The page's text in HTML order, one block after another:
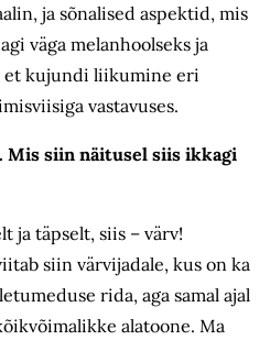
ja sõnalised aspektid, mis
väga melanhoolseks ja
et kujundi liikumine eri
vastavuses.
Mis siin näitusel siis ikkagi
ja täpselt, siis – värv!
siin värvijadale, kus on ka
rida, aga samal ajal
alatoone. Ma